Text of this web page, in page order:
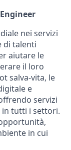
nei servizi
di talenti
aiutare le
il loro
salva-vita, le
e
servizi
in tutti i settori.
in cui